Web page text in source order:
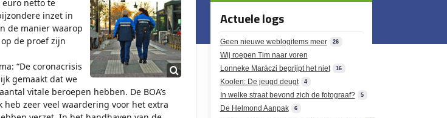
euro netto te
inzet in
de manier waarop
de proef zijn
“De coronacrisis
gemaakt dat we
vitale beroepen hebben. De BOA’s
heb zeer veel waardering voor het extra
Actuele logs
Geen nieuwe weblogitems meer 26
Wij roepen Tim naar voren
Lonneke Maráczi begrijpt het niet
16
Koolen: De jeugd deugt 4
In welke straat bevond zich de fotograaf? 5
De Helmond Aanpak 6